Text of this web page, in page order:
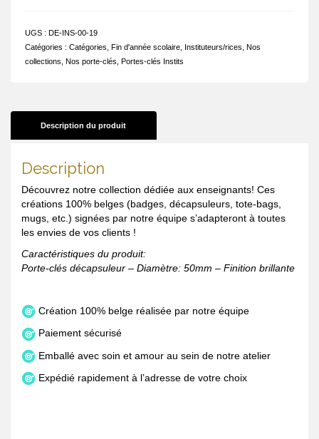
UGS : DE-INS-00-19
Catégories : Catégories Fin d'année scolaire Instituteurs/rices Nos
collections Nos porte-clés Portes-clés Instits
Description du produit
Description
Découvrez notre collection dédiée aux enseignants! Ces
créations 100% belges (badges, décapsuleurs, tote-bags,
mugs, etc.) signées par notre équipe s’adapteront à toutes
les envies de vos clients !
Caractéristiques du produit:
Porte-clés décapsuleur – Diamètre: 50mm – Finition brillante
Création 100% belge réalisée par notre équipe
Paiement sécurisé
Emballé avec soin et amour au sein de notre atelier
Expédié rapidement à l’adresse de votre choix